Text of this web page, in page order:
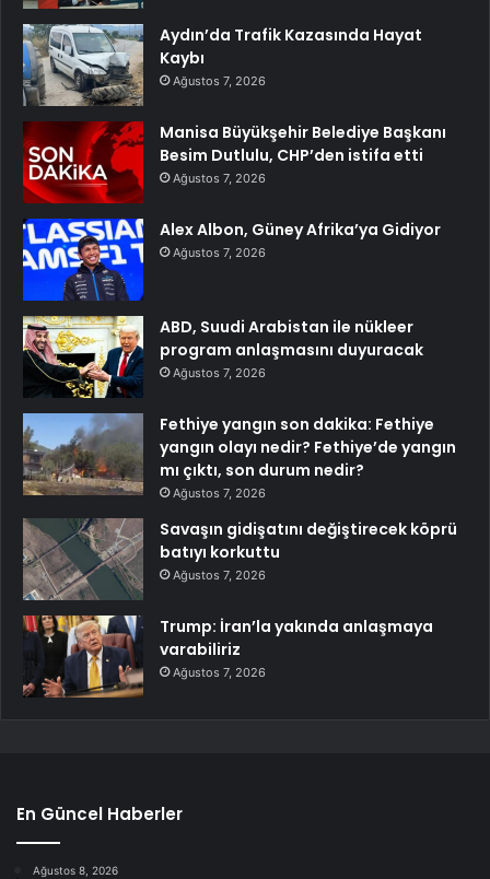
Aydın’da Trafik Kazasında Hayat
Kaybı
Ağustos 7, 2026
Manisa Büyükşehir Belediye Başkanı
Besim Dutlulu, CHP’den istifa etti
Ağustos 7, 2026
Alex Albon, Güney Afrika’ya Gidiyor
Ağustos 7, 2026
ABD, Suudi Arabistan ile nükleer
program anlaşmasını duyuracak
Ağustos 7, 2026
Fethiye yangın son dakika: Fethiye
yangın olayı nedir? Fethiye’de yangın
mı çıktı, son durum nedir?
Ağustos 7, 2026
Savaşın gidişatını değiştirecek köprü
batıyı korkuttu
Ağustos 7, 2026
Trump: İran’la yakında anlaşmaya
varabiliriz
Ağustos 7, 2026
En Güncel Haberler
Ağustos 8, 2026